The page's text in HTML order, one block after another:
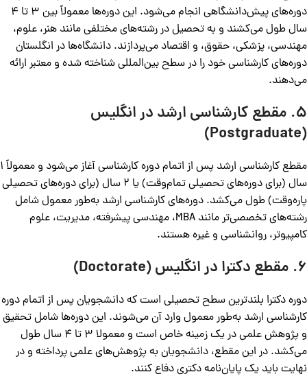
دوره‌های پیش‌دانشگاهی انجام می‌شود. این دوره‌ها معمولاً بین 3 تا 4
سال طول می‌کشند و به تحصیل در رشته‌های مختلفی مانند هنر، علوم،
مهندسی، پزشکی، حقوق، و اقتصاد می‌پردازند. دانشگاه‌ها در انگلستان
دوره‌های کارشناسی خود را در سطح بین‌المللی شناخته شده و معتبر ارائه
می‌دهند.
5. مقطع کارشناسی ارشد در انگلیس
(Postgraduate)
مقطع کارشناسی ارشد پس از اتمام دوره کارشناسی آغاز می‌شود و معمولاً 1
سال (برای دوره‌های تحصیلی تمام‌وقت) یا 2 سال (برای دوره‌های تحصیلی
پاره‌وقت) طول می‌کشد. دوره‌های کارشناسی ارشد به‌طور معمول شامل
رشته‌های تخصصی‌تر مانند MBA، مهندسی پیشرفته، مدیریت، علوم
کامپیوتر، روانشناسی و غیره هستند.
6. مقطع دکترا در انگلیس (Doctorate)
دوره دکترا بلندترین سطح تحصیلی است که دانشجویان پس از اتمام دوره
کارشناسی ارشد به‌طور معمول وارد آن می‌شوند. این دوره‌ها شامل تحقیق
و پژوهش علمی در یک زمینه خاص است و معمولا 3 تا 4 سال طول
می‌کشد. در این مقطع، دانشجویان به پژوهش‌های علمی پرداخته و در
نهایت باید یک پایان‌نامه دکتری دفاع کنند.